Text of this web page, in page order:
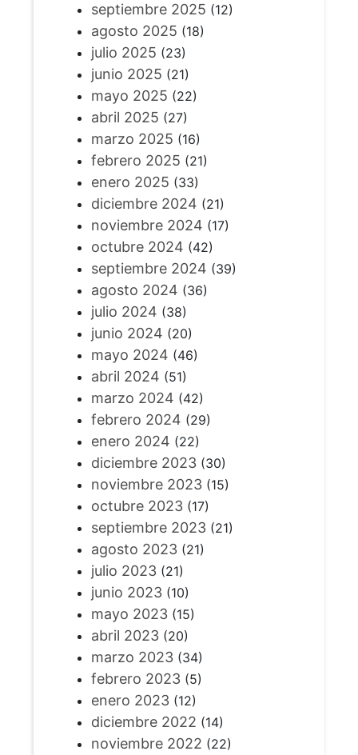
septiembre 2025 (12)
agosto 2025 (18)
julio 2025 (23)
junio 2025 (21)
mayo 2025 (22)
abril 2025 (27)
marzo 2025 (16)
febrero 2025 (21)
enero 2025 (33)
diciembre 2024 (21)
noviembre 2024 (17)
octubre 2024 (42)
septiembre 2024 (39)
agosto 2024 (36)
julio 2024 (38)
junio 2024 (20)
mayo 2024 (46)
abril 2024 (51)
marzo 2024 (42)
febrero 2024 (29)
enero 2024 (22)
diciembre 2023(30)
noviembre 2023(15)
octubre 2023(17)
septiembre 2023(21)
agosto 2023(21)
julio 2023(21)
junio 2023(10)
mayo 2023(15)
abril 2023(20)
marzo 2023(34)
febrero 2023(5)
enero 2023(12)
diciembre 2022 (14)
noviembre 2022 (22)